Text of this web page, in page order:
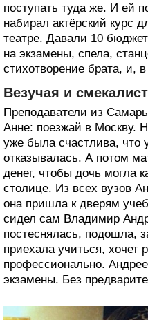
поступать туда же. И ей
набирал актёрский курс
театре. Давали 10
на экзамены, спела,
стихотворение брата, и,
Везучая и
Преподаватели из
Анне: поезжай в Москву.
уже была счастлива, что
отказывалась. А потом
денег, чтобы дочь могла
столице. Из всех вузов
она пришла к дверям
сидел сам Владимир
постеснялась, подошла,
приехала учиться, хочет
профессионально.
экзамены. Без